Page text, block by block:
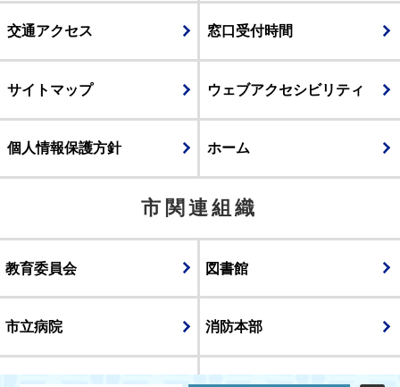
交通アクセス 窓口受付時間
サイトマップ ウェブアクセシビリティ
個人情報保護方針 ホーム
市関連組織
教育委員会 図書館
市立病院 消防本部